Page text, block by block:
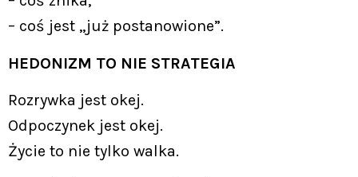
– coś jest „już postanowione”.
HEDONIZM TO NIE STRATEGIA
Rozrywka jest okej.
Odpoczynek jest okej.
Życie to nie tylko walka.